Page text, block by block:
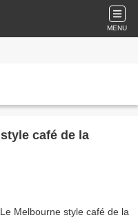
MENU
café de la